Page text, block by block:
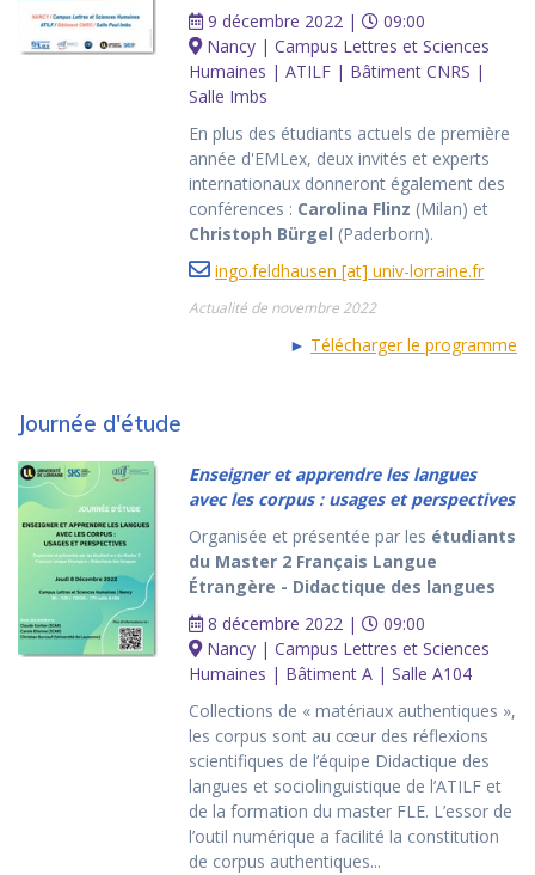
9 décembre 2022 |
09:00
Nancy | Campus Lettres et Sciences
Humaines | ATILF | Bâtiment CNRS |
Salle Imbs
En plus des étudiants actuels de première
année d'EMLex, deux invités et experts
internationaux donneront également des
conférences : Carolina Flinz (Milan) et
Christoph Bürgel (Paderborn).
ingo.feldhausen [at] univ-lorraine.fr
Actualité de novembre 2022
► Télécharger le programme
Journée d'étude
Enseigner et apprendre les langues
avec les corpus : usages et perspectives
Organisée et présentée par les étudiants
du Master 2 Français Langue
Étrangère - Didactique des langues
8 décembre 2022 |
09:00
Nancy | Campus Lettres et Sciences
Humaines | Bâtiment A | Salle A104
Collections de « matériaux authentiques »,
les corpus sont au cœur des réflexions
scientifiques de l’équipe Didactique des
langues et sociolinguistique de l’ATILF et
de la formation du master FLE. L’essor de
l’outil numérique a facilité la constitution
de corpus authentiques...